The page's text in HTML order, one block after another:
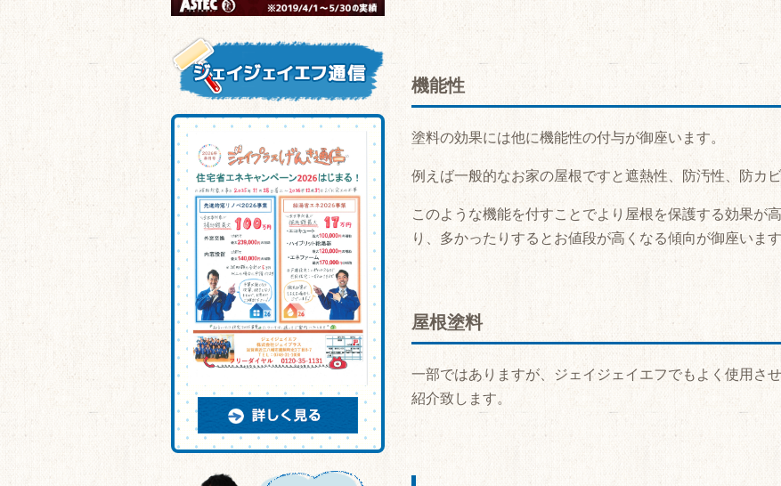
機能性
塗料の効果には他に機能性の付与が御座います。
例えば一般的なお家の屋根ですと遮熱性、防汚性、防カ
このような機能を付すことでより屋根を保護する効果が
り、多かったりするとお値段が高くなる傾向が御座います
屋根塗料
一部ではありますが、ジェイジェイエフでもよく使用さ
紹介致します。